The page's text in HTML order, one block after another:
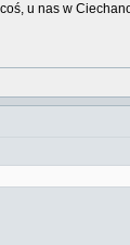
u nas w